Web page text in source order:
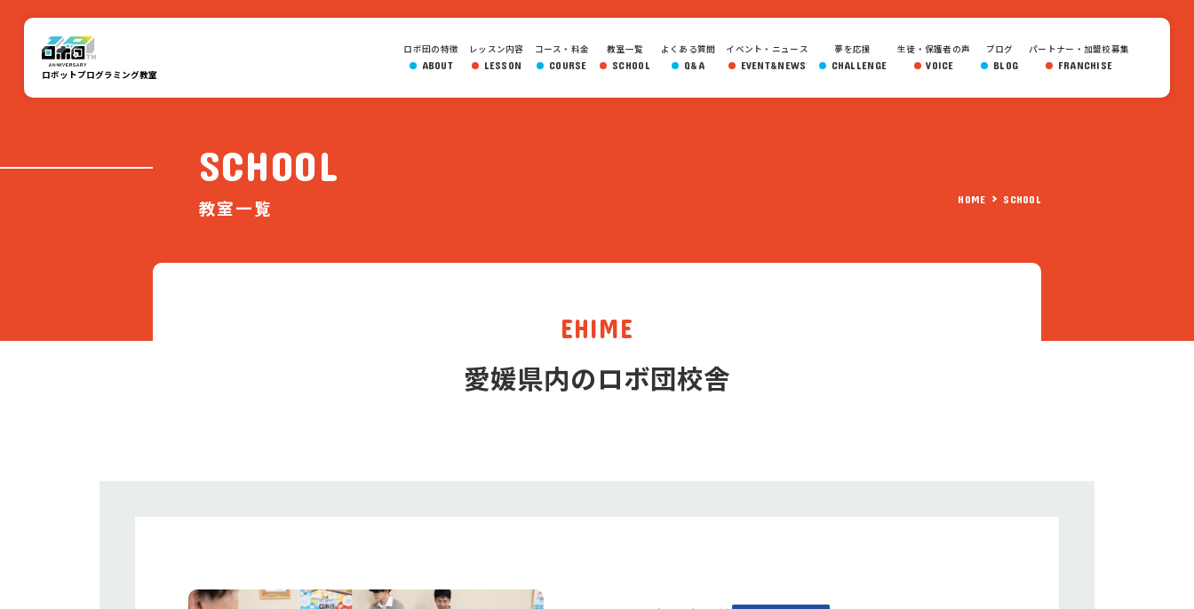
ロボットプログラミング教室
ロボ団の特徴
ABOUT
レッスン内容
LESSON
コース・料金
COURSE
教室一覧
SCHOOL
よくある質問
Q&A
イベント・ニュース
EVENT&NEWS
夢を応援
CHALLENGE
生徒・保護者の声
VOICE
ブログ
BLOG
パートナー・加盟校募集
FRANCHISE
SCHOOL
教室一覧 HOME SCHOOL
EHIME
愛媛県内のロボ団校舎